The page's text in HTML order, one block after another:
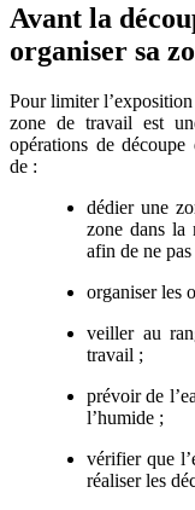
Avant la
organiser sa
Pour limiter
zone de travail est
opérations de
de :
dédier une
zone dans la
afin de ne pas
organiser les
veiller au
travail ;
prévoir de
l’humide ;
vérifier que
réaliser les